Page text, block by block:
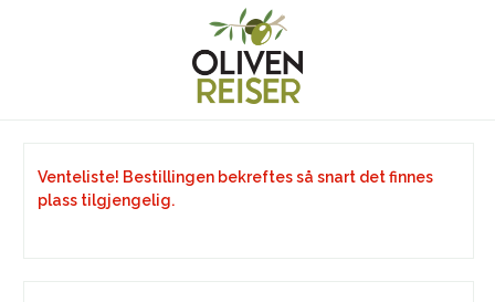
Venteliste! Bestillingen bekreftes så snart det finnes
plass tilgjengelig.